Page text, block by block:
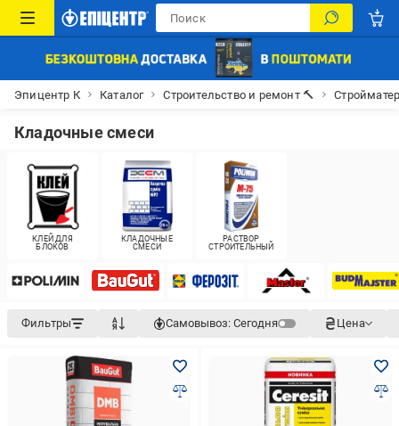
Эпицентр К Каталог Строительство и ремонт 🔨
Кладочные смеси
КЛЕЙ ДЛЯ
БЛОКОВ
КЛАДОЧНЫЕ
СМЕСИ
РАСТВОР
СТРОИТЕЛЬНЫЙ
Фильтры Самовывоз: Сегодня Цена